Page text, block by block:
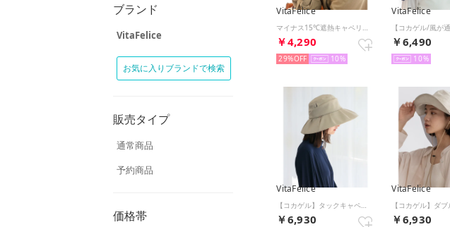
ブランド
VitaFelice
お気に入りブランドで検索
販売タイプ
通常商品
予約商品
価格帯
VitaFelice
￥4,290
29% 10
VitaFelice
￥6,490
10
VitaFelice
￥6,930
VitaFelice
￥6,930